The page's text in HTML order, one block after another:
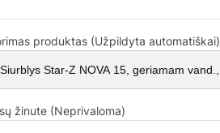
produktas (Užpildyta automatiškai)
žinute (Neprivaloma)